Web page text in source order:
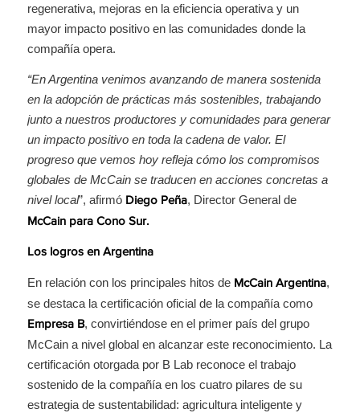
regenerativa, mejoras en la eficiencia operativa y un
mayor impacto positivo en las comunidades donde la
compañía opera.
“En Argentina venimos avanzando de manera sostenida
en la adopción de prácticas más sostenibles, trabajando
junto a nuestros productores y comunidades para generar
un impacto positivo en toda la cadena de valor. El
progreso que vemos hoy refleja cómo los compromisos
globales de McCain se traducen en acciones concretas a
nivel local”, afirmó Diego Peña, Director General de
McCain para Cono Sur.
Los logros en Argentina
En relación con los principales hitos de McCain Argentina,
se destaca la certificación oficial de la compañía como
Empresa B, convirtiéndose en el primer país del grupo
McCain a nivel global en alcanzar este reconocimiento. La
certificación otorgada por B Lab reconoce el trabajo
sostenido de la compañía en los cuatro pilares de su
estrategia de sustentabilidad: agricultura inteligente y